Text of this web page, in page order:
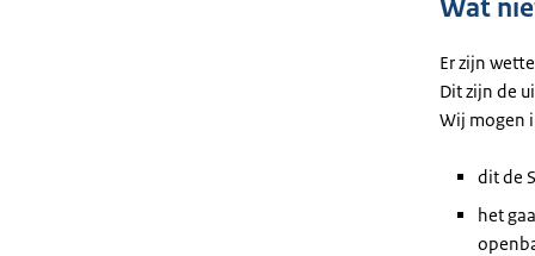
Wat
Er zijn
Dit zijn de
Wij mogen
dit de
het